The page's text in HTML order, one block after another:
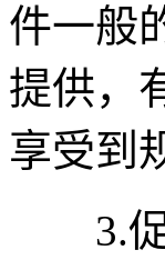
件一般
提供，
享受到
3.促